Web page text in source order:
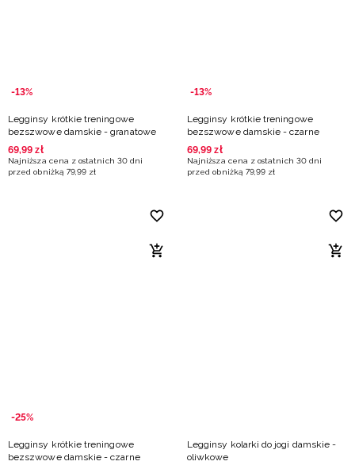
-13%
Legginsy krótkie treningowe
bezszwowe damskie - granatowe
69,99 zł
Najniższa cena z ostatnich 30 dni
przed obniżką 79,99 zł
-13%
Legginsy krótkie treningowe
bezszwowe damskie - czarne
69,99 zł
Najniższa cena z ostatnich 30 dni
przed obniżką 79,99 zł
-25%
Legginsy krótkie treningowe
bezszwowe damskie - czarne
Legginsy kolarki do jogi damskie -
oliwkowe